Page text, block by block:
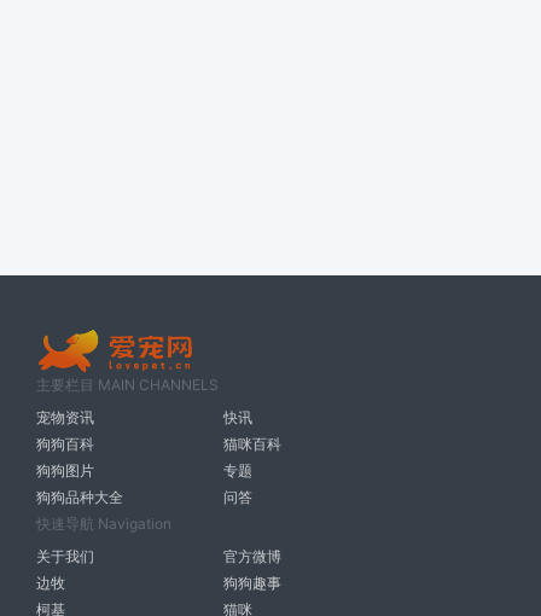
主要栏目 MAIN CHANNELS
宠物资讯
快讯
狗狗百科
猫咪百科
狗狗图片
专题
狗狗品种大全
问答
快速导航 Navigation
关于我们
官方微博
边牧
狗狗趣事
柯基
猫咪